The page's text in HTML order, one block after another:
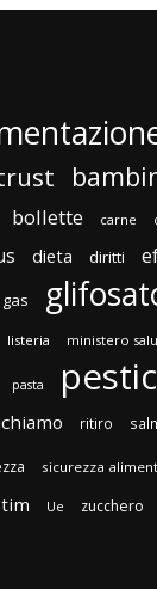
bollette carne
dieta diritti
gas
listeria ministero
pasta
ritiro
sicurezza
tim Ue zucchero